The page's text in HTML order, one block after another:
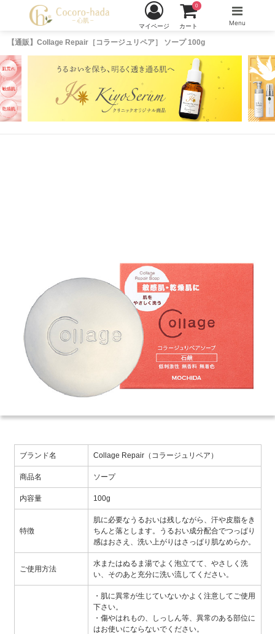
【通販】Collage Repair［コラージュリペア］ ソープ 100g
マイページ カート
0
Menu
ブランド名 Collage Repair（コラージュリペア）
商品名 ソープ
内容量 100g
特徴
肌に必要なうるおいは残しながら、汗や皮脂をき
ちんと落とします。うるおい成分配合でつっぱり
感はおさえ、洗い上がりはさっぱり肌なめらか。
ご使用方法
水またはぬるま湯でよく泡立てて、やさしく洗
い、そのあと充分に洗い流してください。
・肌に異常が生じていないかよく注意してご使用
下さい。
・傷やはれもの、しっしん等、異常のある部位に
はお使いにならないでください。